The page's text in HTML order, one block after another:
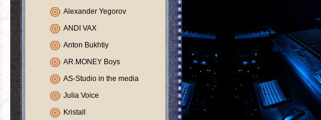
Alexander Yegorov
ANDI VAX
Anton Bukhtiy
AR.MONEY Boys
AS-Studio in the media
Julia Voice
Kristall